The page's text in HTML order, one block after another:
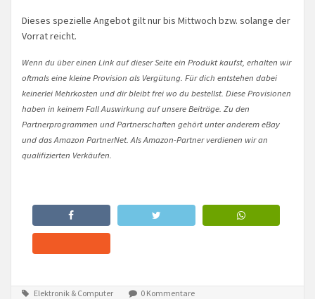
Dieses spezielle Angebot gilt nur bis Mittwoch bzw. solange der
Vorrat reicht.
Wenn du über einen Link auf dieser Seite ein Produkt kaufst, erhalten wir
oftmals eine kleine Provision als Vergütung. Für dich entstehen dabei
keinerlei Mehrkosten und dir bleibt frei wo du bestellst. Diese Provisionen
haben in keinem Fall Auswirkung auf unsere Beiträge. Zu den
Partnerprogrammen und Partnerschaften gehört unter anderem eBay
und das Amazon PartnerNet. Als Amazon-Partner verdienen wir an
qualifizierten Verkäufen.
Elektronik & Computer 0 Kommentare